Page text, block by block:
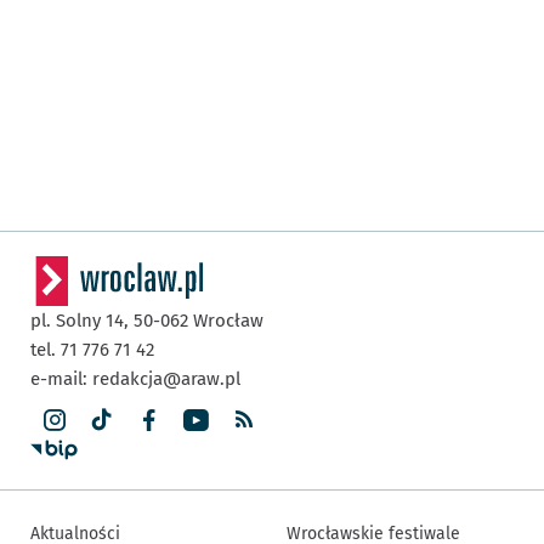
pl. Solny 14, 50-062 Wrocław
tel. 71 776 71 42
e-mail: redakcja@araw.pl
Aktualności Wrocławskie festiwale